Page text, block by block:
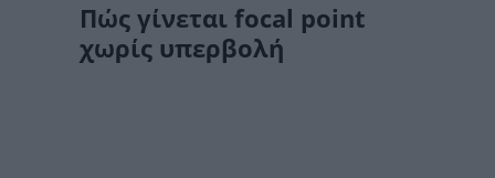
Πώς γίνεται focal point
χωρίς υπερβολή